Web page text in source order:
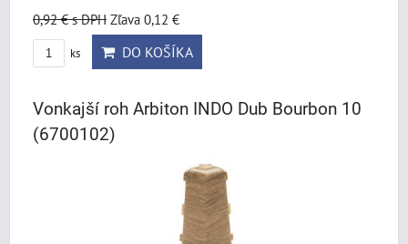
0,92 €s DPH Zľava 0,12 €
ks DO KOŠÍKA
Vonkajší roh Arbiton INDO Dub Bourbon 10
(6700102)